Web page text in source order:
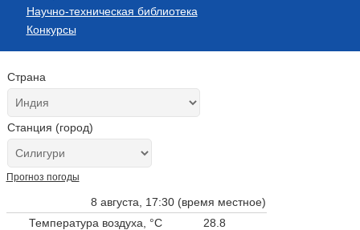
Научно-техническая библиотека
Конкурсы
Страна
Станция (город)
Прогноз погоды
8 августа, 17:30 (время местное)
Температура воздуха, °C
28.8